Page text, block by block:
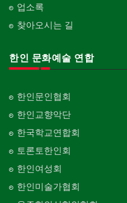
업소록
찾아오시는 길
한인 문화예술 연합
한인문인협회
한인교향악단
한국학교연합회
토론토한인회
한인여성회
한인미술가협회